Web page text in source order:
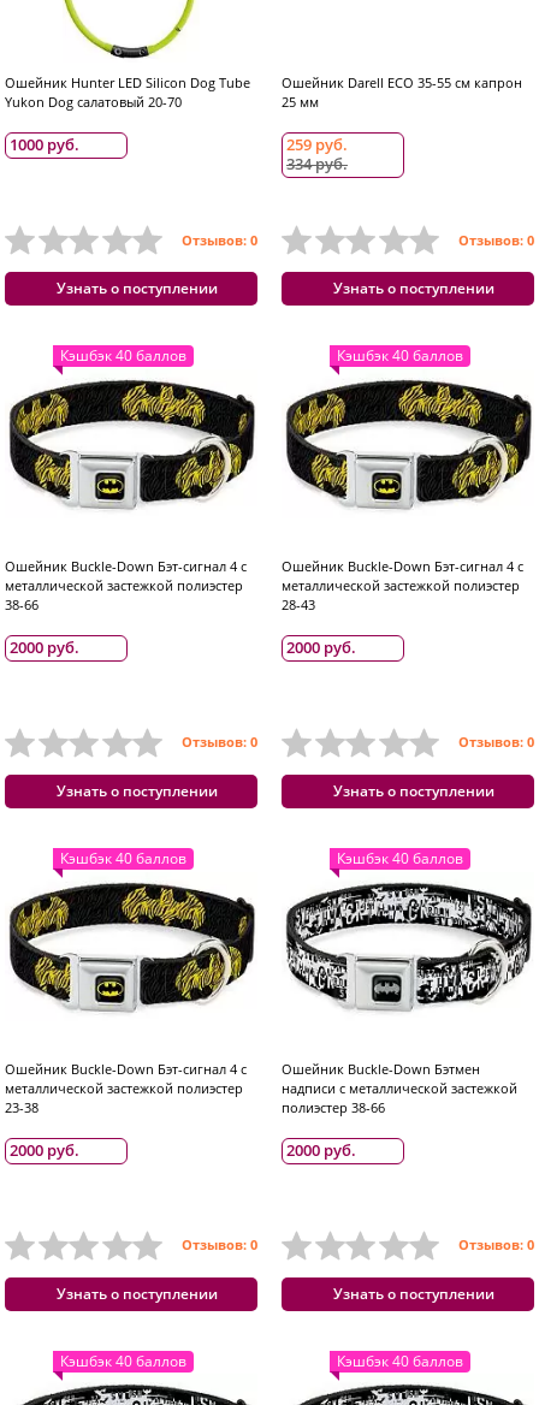
Ошейник Hunter LED Silicon Dog Tube
Yukon Dog салатовый 20-70
1000 руб.
Отзывов: 0
Узнать о поступлении
Ошейник Darell ECO 35-55 см капрон
25 мм
259 руб.
334 руб.
Отзывов: 0
Узнать о поступлении
Кэшбэк 40 баллов
Ошейник Buckle-Down Бэт-сигнал 4 с
металлической застежкой полиэстер
38-66
2000 руб.
Отзывов: 0
Узнать о поступлении
Кэшбэк 40 баллов
Ошейник Buckle-Down Бэт-сигнал 4 с
металлической застежкой полиэстер
28-43
2000 руб.
Отзывов: 0
Узнать о поступлении
Кэшбэк 40 баллов
Ошейник Buckle-Down Бэт-сигнал 4 с
металлической застежкой полиэстер
23-38
2000 руб.
Отзывов: 0
Узнать о поступлении
Кэшбэк 40 баллов
Ошейник Buckle-Down Бэтмен
надписи с металлической застежкой
полиэстер 38-66
2000 руб.
Отзывов: 0
Узнать о поступлении
Кэшбэк 40 баллов Кэшбэк 40 баллов